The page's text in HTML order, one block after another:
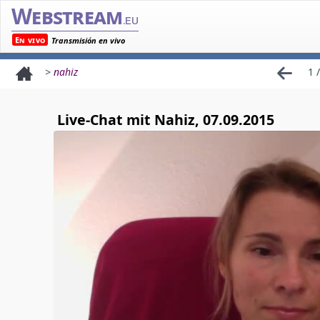
Webstream.eu
En vivo Transmisión en vivo
> nahiz 1
Live-Chat mit Nahiz, 07.09.2015